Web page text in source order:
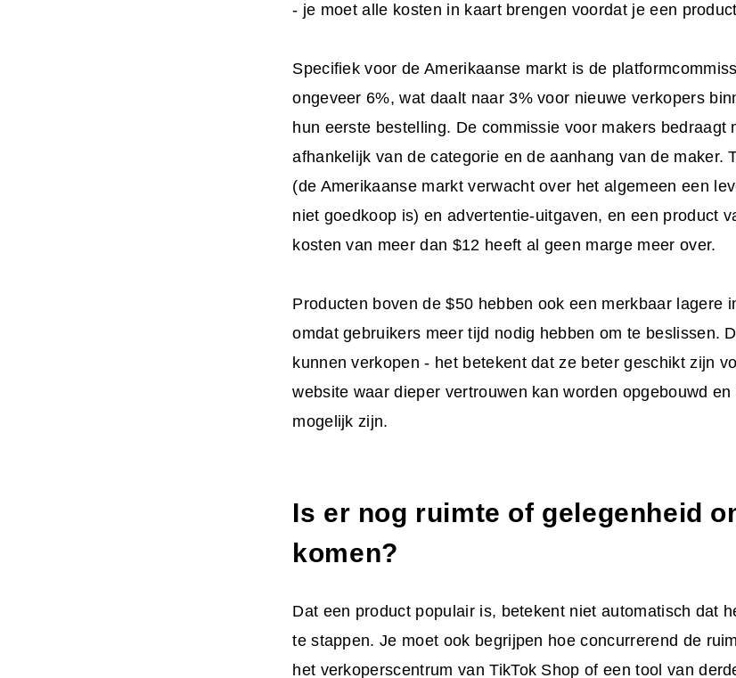
- je moet alle kosten in kaart brengen voordat je een
Specifiek voor de Amerikaanse markt is de
ongeveer 6%, wat daalt naar 3% voor nieuwe verkopers
hun eerste bestelling. De commissie voor makers bedraagt
afhankelijk van de categorie en de aanhang van de maker.
(de Amerikaanse markt verwacht over het algemeen een
niet goedkoop is) en advertentie-uitgaven, en een product
kosten van meer dan $12 heeft al geen marge meer over.
Producten boven de $50 hebben ook een merkbaar lagere
omdat gebruikers meer tijd nodig hebben om te beslissen.
kunnen verkopen - het betekent dat ze beter geschikt zijn
website waar dieper vertrouwen kan worden opgebouwd
mogelijk zijn.
Is er nog ruimte of gelegenheid
komen?
Dat een product populair is, betekent niet automatisch dat
te stappen. Je moet ook begrijpen hoe concurrerend de
het verkoperscentrum van TikTok Shop of een tool van